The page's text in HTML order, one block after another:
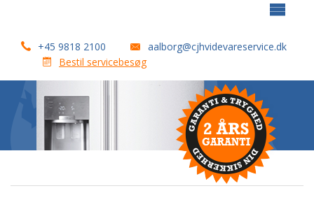
+45 9818 2100
aalborg@cjhvidevareservice.dk
Bestil servicebesøg